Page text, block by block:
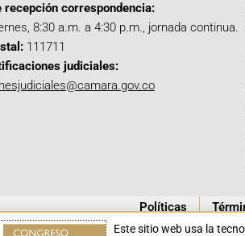
recepción correspondencia:
8:30 a.m. a 4:30 p.m., jornada continua.
111711
judiciales:
Políticas
Este sitio web usa la